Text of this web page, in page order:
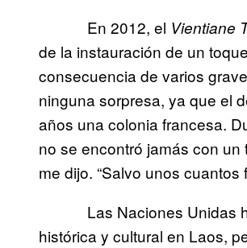
En 2012, el Vientiane
de la instauración de un
consecuencia de varios
ninguna sorpresa, ya que el
años una colonia francesa.
no se encontró jamás con un
me dijo. “Salvo unos
Las Naciones Unidas
histórica y cultural en Laos,